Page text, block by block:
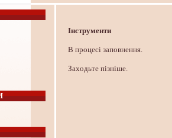
Інструменти
В процесі заповнення.
Заходьте пізніше.